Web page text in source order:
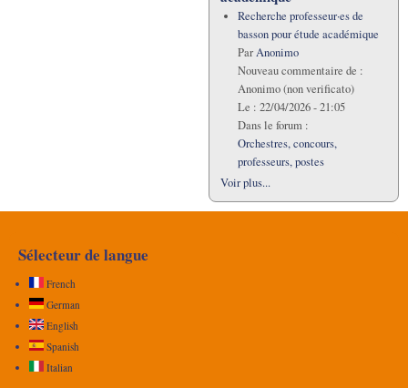
Recherche professeur·es de
basson pour étude académique
ParAnonimo
Nouveau commentaire de :
Anonimo (non verificato)
Le : 22/04/2026 - 21:05
Dans le forum :
Orchestres, concours,
professeurs, postes
Voir plus...
Sélecteur de langue
French
German
English
Spanish
Italian